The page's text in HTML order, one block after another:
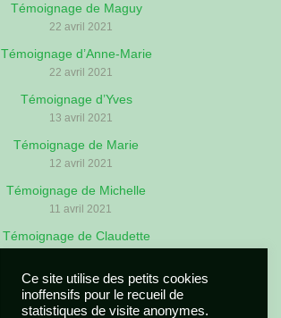
Témoignage de Maguy
22 avril 2021
Témoignage d’Anne-Marie
22 avril 2021
Témoignage d’Yves
13 avril 2021
Témoignage de Marie
12 avril 2021
Témoignage de Michelle
11 avril 2021
Témoignage de Claudette
Témoignage de Claude
3 avril 2021
Ce site utilise des petits cookies
inoffensifs pour le recueil de
statistiques de visite anonymes.